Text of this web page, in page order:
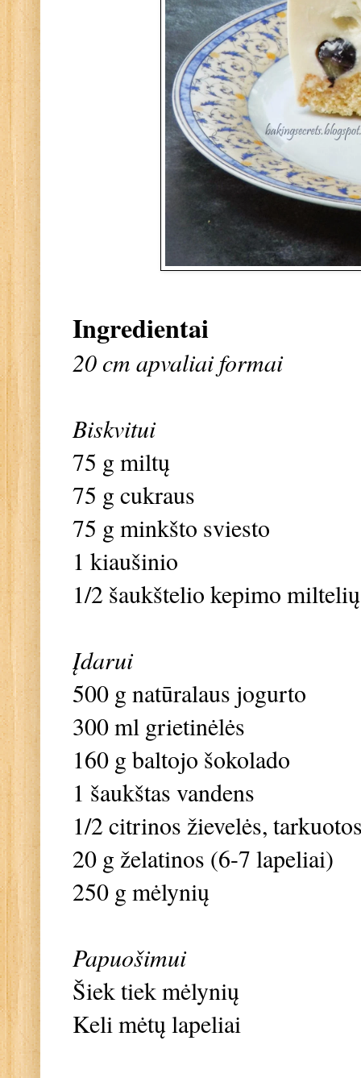
Ingredientai
20 cm apvaliai formai
Biskvitui
75 g miltų
75 g cukraus
75 g minkšto sviesto
1 kiaušinio
1/2 šaukštelio kepimo miltelių
Įdarui
500 g natūralaus jogurto
300 ml grietinėlės
160 g baltojo šokolado
1 šaukštas vandens
1/2 citrinos žievelės,
20 g želatinos (6-7 lapeliai)
250 g mėlynių
Papuošimui
Šiek tiek mėlynių
Keli mėtų lapeliai